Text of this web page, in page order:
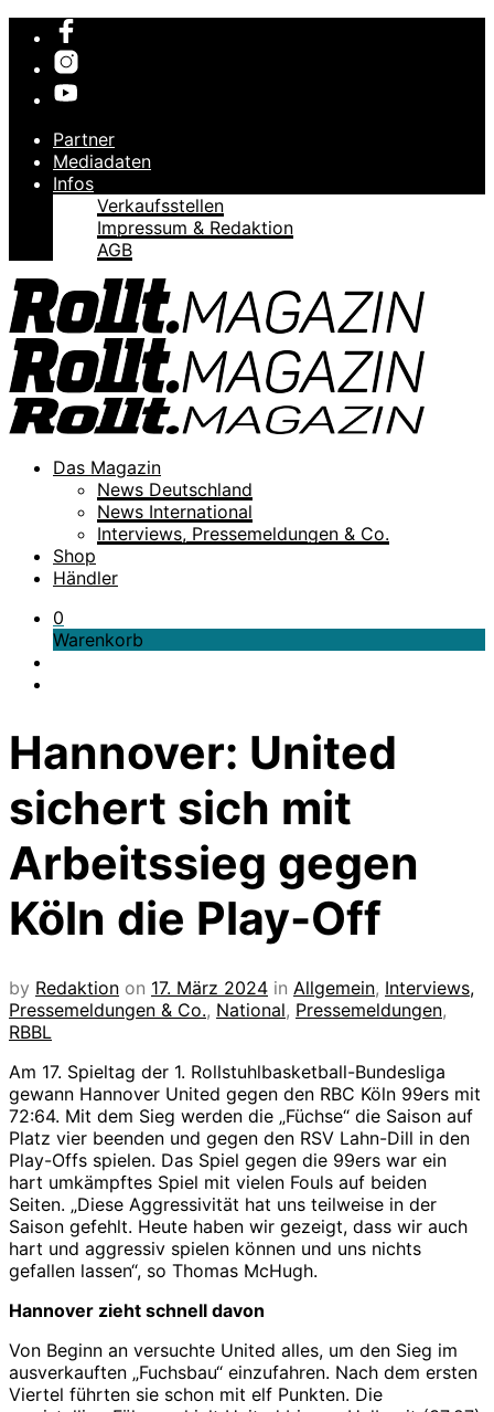
Partner
Mediadaten
Infos
Verkaufsstellen
Impressum & Redaktion
AGB
Das Magazin
News Deutschland
News International
Interviews, Pressemeldungen & Co.
Shop
Händler
0
Warenkorb
Hannover: United
sichert sich mit
Arbeitssieg gegen
Köln die Play-Off
by Redaktion on 17. März 2024 in Allgemein, Interviews,
Pressemeldungen & Co., National, Pressemeldungen,
RBBL
Am 17. Spieltag der 1. Rollstuhlbasketball-Bundesliga
gewann Hannover United gegen den RBC Köln 99ers mit
72:64. Mit dem Sieg werden die „Füchse“ die Saison auf
Platz vier beenden und gegen den RSV Lahn-Dill in den
Play-Offs spielen. Das Spiel gegen die 99ers war ein
hart umkämpftes Spiel mit vielen Fouls auf beiden
Seiten. „Diese Aggressivität hat uns teilweise in der
Saison gefehlt. Heute haben wir gezeigt, dass wir auch
hart und aggressiv spielen können und uns nichts
gefallen lassen“, so Thomas McHugh.
Hannover zieht schnell davon
Von Beginn an versuchte United alles, um den Sieg im
ausverkauften „Fuchsbau“ einzufahren. Nach dem ersten
Viertel führten sie schon mit elf Punkten. Die